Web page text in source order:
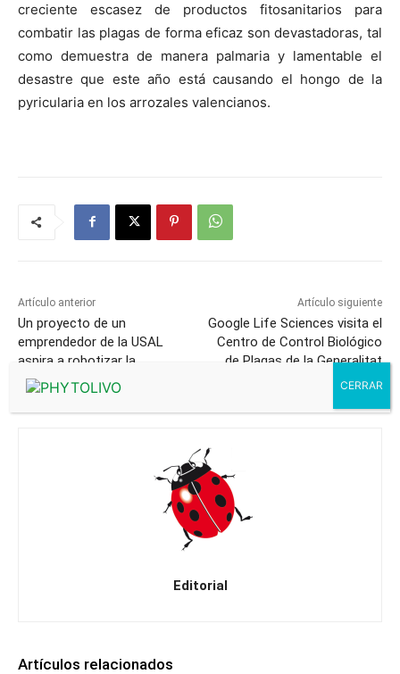
creciente escasez de productos fitosanitarios para
combatir las plagas de forma eficaz son devastadoras, tal
como demuestra de manera palmaria y lamentable el
desastre que este año está causando el hongo de la
pyricularia en los arrozales valencianos.
Artículo anterior
Un proyecto de un
emprendedor de la USAL
aspira a robotizar la
agricultura
Artículo siguiente
Google Life Sciences visita el
Centro de Control Biológico
de Plagas de la Generalitat
Valenciana
Editorial
Artículos relacionados